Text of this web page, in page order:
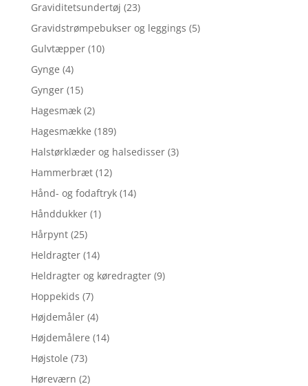
Graviditetsundertøj (23)
Gravidstrømpebukser og leggings (5)
Gulvtæpper (10)
Gynge (4)
Gynger (15)
Hagesmæk (2)
Hagesmække (189)
Halstørklæder og halsedisser (3)
Hammerbræt (12)
Hånd- og fodaftryk (14)
Hånddukker (1)
Hårpynt (25)
Heldragter (14)
Heldragter og køredragter (9)
Hoppekids (7)
Højdemåler (4)
Højdemålere (14)
Højstole (73)
Høreværn (2)